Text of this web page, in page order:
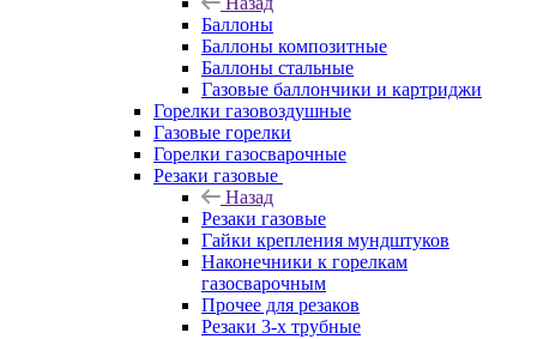
Баллоны
Баллоны композитные
Баллоны стальные
Газовые баллончики и картриджи
Горелки газовоздушные
Газовые горелки
Горелки газосварочные
Резаки газовые
Назад
Резаки газовые
Гайки крепления мундштуков
Наконечники к горелкам
газосварочным
Прочее для резаков
Резаки 3-х трубные